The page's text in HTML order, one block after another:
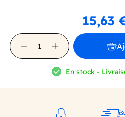
15,63
En stock -